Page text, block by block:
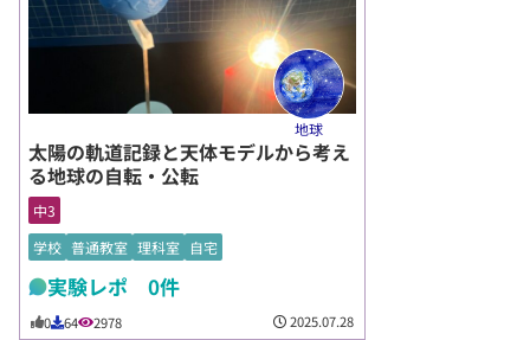
地球
太陽の軌道記録と天体モデルから考え
る地球の自転・公転
中3
学校 普通教室 理科室 自宅
実験レポ 0件
0 64 2978 2025.07.28